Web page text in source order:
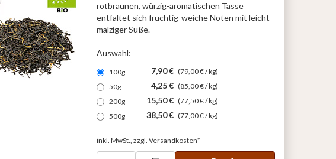
rotbraunen, würzig-aromatischen Tasse
entfaltet sich fruchtig-weiche Noten mit leicht
malziger Süße.
Auswahl:
100g 7,90 € (79,00 € / kg)
50g
4,25 € (85,00 € / kg)
200g
15,50 € (77,50 € / kg)
500g
38,50 € (77,00 € / kg)
inkl. MwSt., zzgl. Versandkosten*